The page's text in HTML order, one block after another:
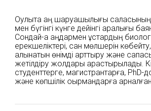
Оқулықта аң шаруашылығы
мен бүгінгі күнге дейінгі аралығы
Сондай-ақ аңдармен құстардың
ерекшеліктері, сан мөлшерін
алынатын өнімді арттыру және
жетілдіру жолдары қарастырылады.
студенттерге, магистрантарға, PhD-
және көпшілік оқырмандарға арналған.